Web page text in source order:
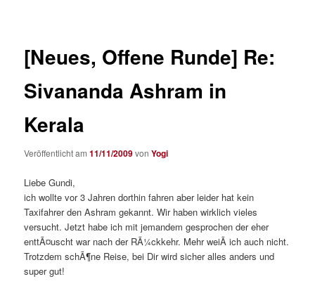
[Neues, Offene Runde] Re:
Sivananda Ashram in
Kerala
Veröffentlicht am11/11/2009vonYogi
Liebe Gundi,
ich wollte vor 3 Jahren dorthin fahren aber leider hat kein
Taxifahrer den Ashram gekannt. Wir haben wirklich vieles
versucht. Jetzt habe ich mit jemandem gesprochen der eher
enttÃ¤uscht war nach der RÃ¼ckkehr. Mehr weiÃ ich auch nicht.
Trotzdem schÃ¶ne Reise, bei Dir wird sicher alles anders und
super gut!